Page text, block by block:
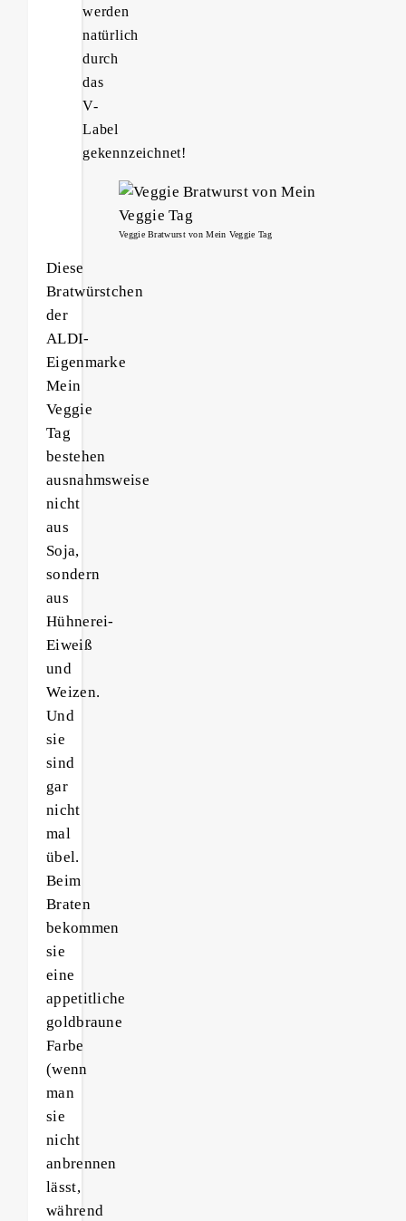
werden
natürlich
durch
das
V-
Label
gekennzeichnet!
Veggie Bratwurst von Mein Veggie Tag
Diese
Bratwürstchen
der
ALDI-
Eigenmarke
Mein
Veggie
Tag
bestehen
ausnahmsweise
nicht
aus
Soja,
sondern
aus
Hühnerei-
Eiweiß
und
Weizen.
Und
sie
sind
gar
nicht
mal
übel.
Beim
Braten
bekommen
sie
eine
appetitliche
goldbraune
Farbe
(wenn
man
sie
nicht
anbrennen
lässt,
während